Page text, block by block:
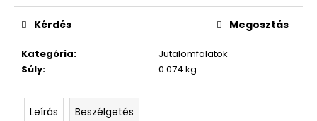
Kategória:
Jutalomfalatok
Súly: 0.074 kg
Kérdés Megosztás
Leírás Beszélgetés